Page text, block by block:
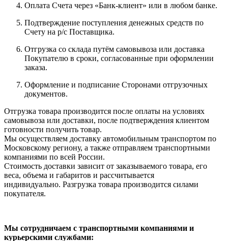
Оплата Счета через «Банк-клиент» или в любом банке.
Подтверждение поступления денежных средств по
Счету на р/с Поставщика.
Отгрузка со склада путём самовывоза или доставка
Покупателю в сроки, согласованные при оформлении
заказа.
Оформление и подписание Сторонами отгрузочных
документов.
Отгрузка товара производится после оплаты на условиях
самовывоза или доставки, после подтверждения клиентом
готовности получить товар.
Мы осуществляем доставку автомобильным транспортом по
Московскому региону, а также отправляем транспортными
компаниями по всей России.
Стоимость доставки зависит от заказываемого товара, его
веса, объема и габаритов и рассчитывается
индивидуально. Разгрузка товара производится силами
покупателя.
Мы сотрудничаем с транспортными компаниями и
курьерскими службами: